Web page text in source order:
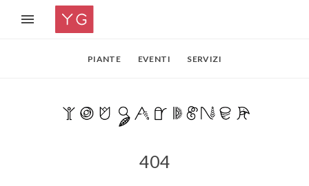
PIANTE EVENTI SERVIZI
404